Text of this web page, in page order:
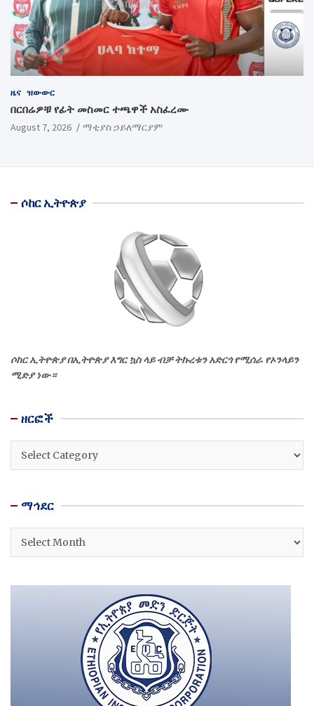
ዜና ዝውውር
በርበሬዎቹ የፊት መስመር ተጫዋች አስፈረሙ
August 7, 2026 ማቲያስ ኃይለማርያም
ሶከር ኢትዮጵያ
ሶከር ኢትዮጵያ በኢትዮጵያ እግር ኳስ ላይ ብቻ ትኩረቱን አድርጎ የሚሰራ የኦንላይን
ሚድያ ነው።
ዘርፎች
ዘርፎች
ማኅደር
ማኅደር